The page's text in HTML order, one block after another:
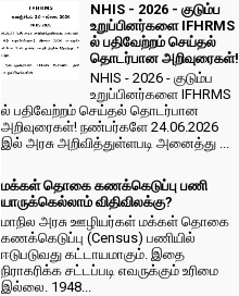
NHIS - 2026 - குடும்ப
உறுப்பினர்களை IFHRMS
ல் பதிவேற்றம் செய்தல்
தொடர்பான அறிவுரைகள்!
NHIS - 2026 - குடும்ப
உறுப்பினர்களை IFHRMS
ல் பதிவேற்றம் செய்தல் தொடர்பான
அறிவுரைகள்! நண்பர்களே 24.06.2026
இல் அரசு அறிவித்துள்ளபடி அனைத்து ...
மக்கள் தொகை கணக்கெடுப்பு பணி
யாருக்கெல்லாம் விதிவிலக்கு?
மாநில அரசு ஊழியர்கள் மக்கள் தொகை
கணக்கெடுப்பு (Census) பணியில்
ஈடுபடுவது கட்டாயமாகும். இதை
நிராகரிக்க சட்டப்படி எவருக்கும் உரிமை
இல்லை. 1948...